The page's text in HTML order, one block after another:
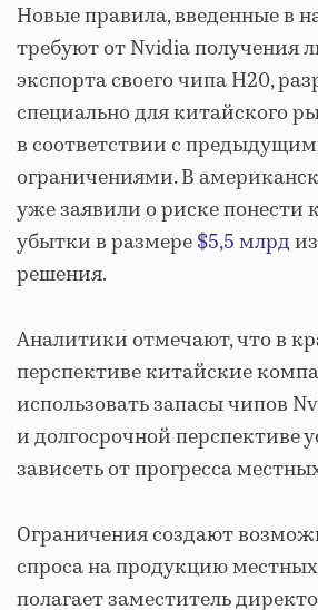
Новые правила, введенные в
требуют от Nvidia получения
экспорта своего чипа H20,
специально для китайского
в соответствии с
ограничениями. В
уже заявили о риске понести
убытки в размере$5,5 млрд
решения.
Аналитики отмечают, что в
перспективе китайские
использовать запасы чипов
и долгосрочной перспективе
зависеть от прогресса
Ограничения создают
спроса на продукцию
полагает заместитель